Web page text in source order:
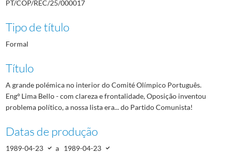
PT/COP/REC/25/000017
Tipo de título
Formal
Título
A grande polémica no interior do Comité Olímpico Português.
Engº Lima Bello - com clareza e frontalidade, Oposição inventou
problema político, a nossa lista era... do Partido Comunista!
Datas de produção
1989-04-23 a 1989-04-23